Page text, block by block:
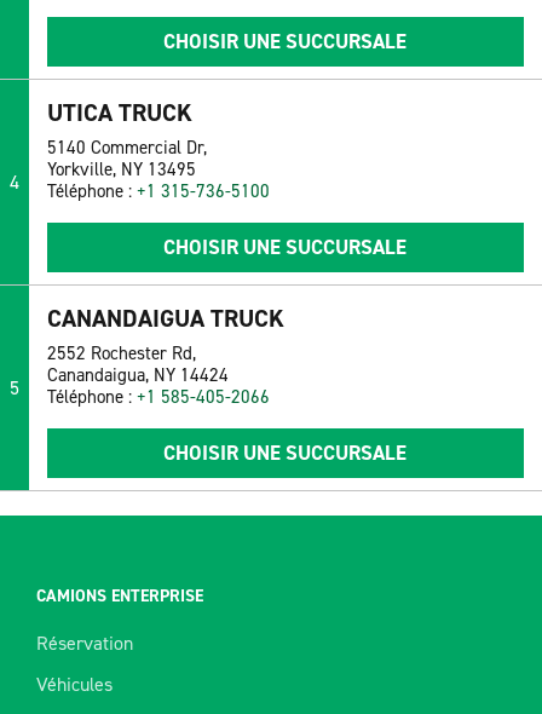
CHOISIR UNE SUCCURSALE
4
UTICA TRUCK
5140 Commercial Dr,
Yorkville, NY 13495
Téléphone : +1 315-736-5100
CHOISIR UNE SUCCURSALE
5
CANANDAIGUA TRUCK
2552 Rochester Rd,
Canandaigua, NY 14424
Téléphone : +1 585-405-2066
CHOISIR UNE SUCCURSALE
CAMIONS ENTERPRISE
Réservation
Véhicules